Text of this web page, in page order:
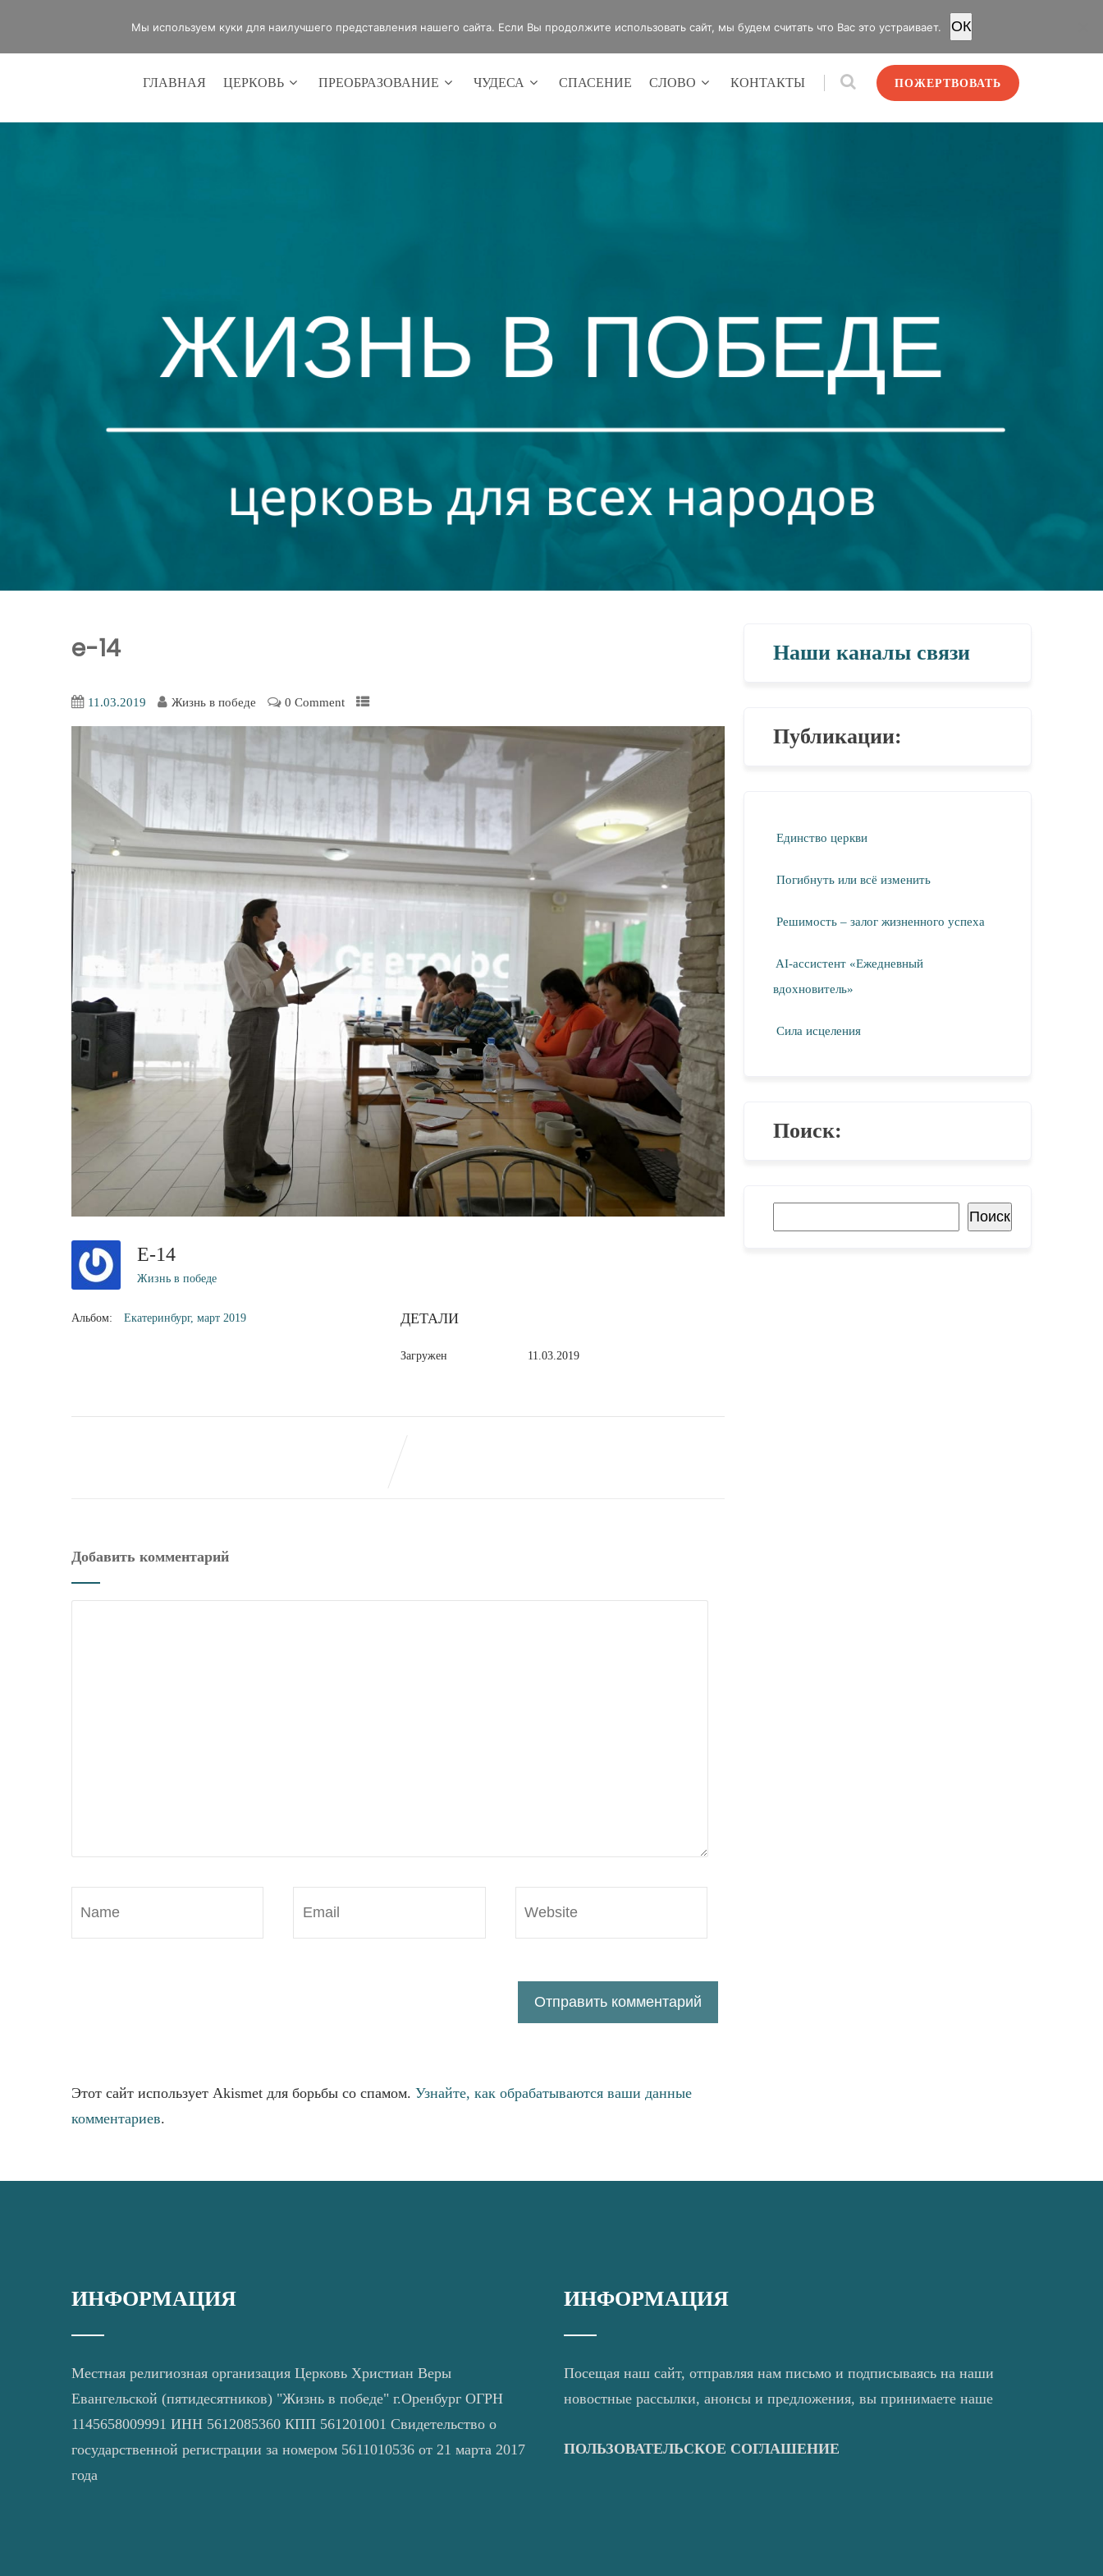
office@lifeinvictory.ru +7 950 189 4420 Россия, г.Оренбург, ул.Мира 32/2
ПОЖЕРТВОВАТЬ
ГЛАВНАЯ ЦЕРКОВЬ ПРЕОБРАЗОВАНИЕ ЧУДЕСА СПАСЕНИЕ СЛОВО КОНТАКТЫ
e-14
11.03.2019 Жизнь в победе 0 Comment
E-14
Жизнь в победе
Альбом: Екатеринбург, март 2019 ДЕТАЛИ
Загружен 11.03.2019
Добавить комментарий
Этот сайт использует Akismet для борьбы со спамом. Узнайте, как обрабатываются ваши данные
комментариев.
Наши каналы связи
Публикации:
Единство церкви
Погибнуть или всё изменить
Решимость – залог жизненного успеха
AI-ассистент «Ежедневный
вдохновитель»
Сила исцеления
Поиск:
Поиск
ИНФОРМАЦИЯ
Местная религиозная организация Церковь Христиан Веры
Евангельской (пятидесятников) "Жизнь в победе" г.Оренбург ОГРН
1145658009991 ИНН 5612085360 КПП 561201001 Свидетельство о
государственной регистрации за номером 5611010536 от 21 марта 2017
года
ИНФОРМАЦИЯ
Посещая наш сайт, отправляя нам письмо и подписываясь на наши
новостные рассылки, анонсы и предложения, вы принимаете наше
ПОЛЬЗОВАТЕЛЬСКОЕ СОГЛАШЕНИЕ
Мы используем куки для наилучшего представления нашего сайта. Если Вы продолжите использовать сайт, мы будем считать что Вас это устраивает. OК